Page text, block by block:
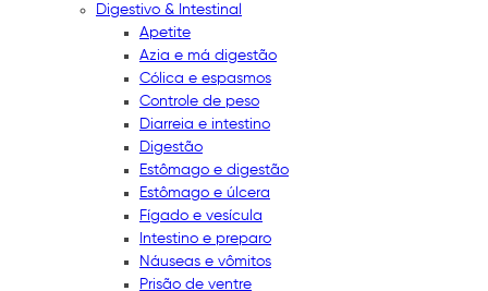
Digestivo & Intestinal
Apetite
Azia e má digestão
Cólica e espasmos
Controle de peso
Diarreia e intestino
Digestão
Estômago e digestão
Estômago e úlcera
Fígado e vesícula
Intestino e preparo
Náuseas e vômitos
Prisão de ventre